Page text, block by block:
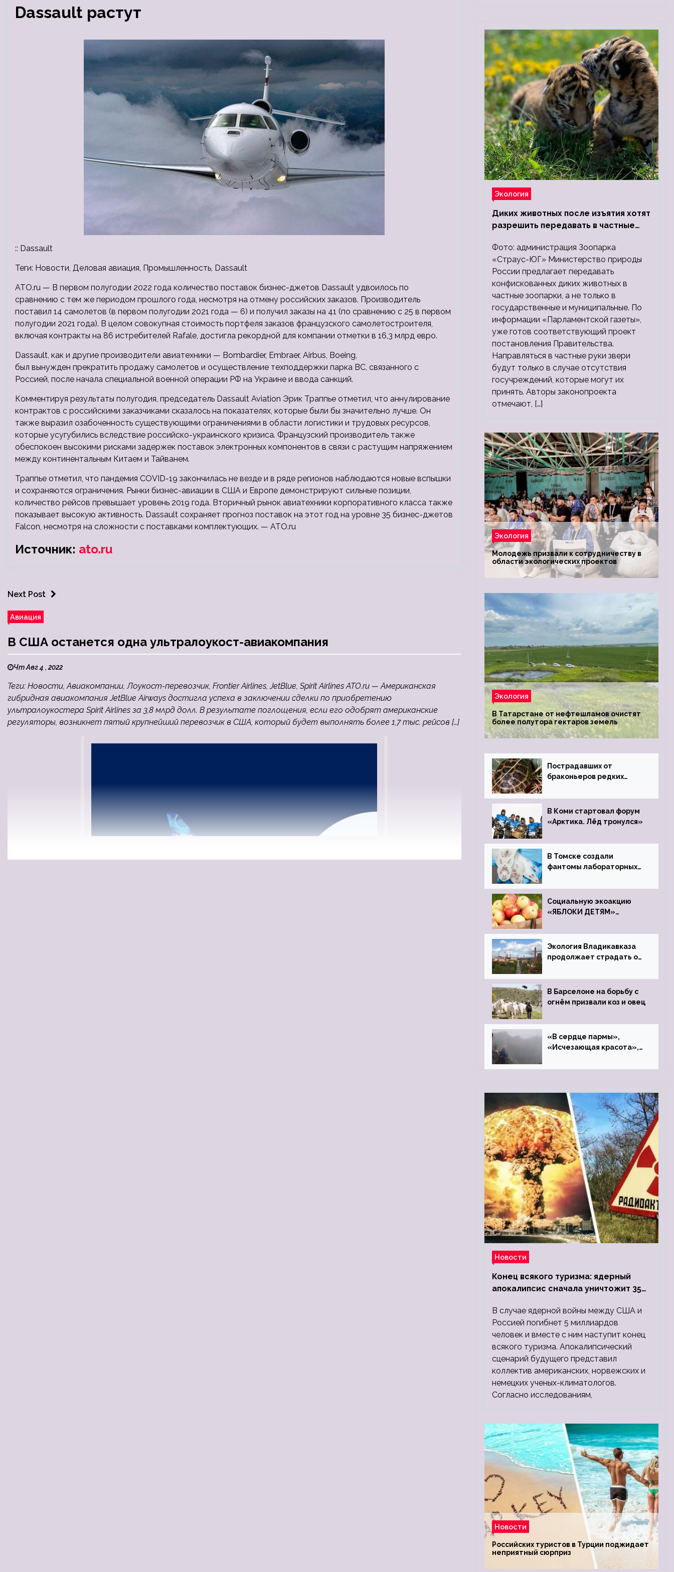
Dassault растут
:: Dassault
Теги: Новости, Деловая авиация, Промышленность, Dassault
ATO.ru — В первом полугодии 2022 года количество поставок бизнес-джетов Dassault удвоилось по
сравнению с тем же периодом прошлого года, несмотря на отмену российских заказов. Производитель
поставил 14 самолетов (в первом полугодии 2021 года — 6) и получил заказы на 41 (по сравнению с 25 в первом
полугодии 2021 года). В целом совокупная стоимость портфеля заказов французского самолетостроителя,
включая контракты на 86 истребителей Rafale, достигла рекордной для компании отметки в 16,3 млрд евро.
Dassault, как и другие производители авиатехники — Bombardier, Embraer, Airbus, Boeing,
был вынужден прекратить продажу самолетов и осуществление техподдержки парка ВС, связанного с
Россией, после начала специальной военной операции РФ на Украине и ввода санкций.
Комментируя результаты полугодия, председатель Dassault Aviation Эрик Траппье отметил, что аннулирование
контрактов с российскими заказчиками сказалось на показателях, которые были бы значительно лучше. Он
также выразил озабоченность существующими ограничениями в области логистики и трудовых ресурсов,
которые усугубились вследствие российско-украинского кризиса. Французский производитель также
обеспокоен высокими рисками задержек поставок электронных компонентов в связи с растущим напряжением
между континентальным Китаем и Тайванем.
Траппье отметил, что пандемия COVID-19 закончилась не везде и в ряде регионов наблюдаются новые вспышки
и сохраняются ограничения. Рынки бизнес-авиации в США и Европе демонстрируют сильные позиции,
количество рейсов превышает уровень 2019 года. Вторичный рынок авиатехники корпоративного класса также
показывает высокую активность. Dassault сохраняет прогноз поставок на этот год на уровне 35 бизнес-джетов
Falcon, несмотря на сложности с поставками комплектующих. — ATO.ru
Источник: ato.ru
Next Post
Авиация
В США останется одна ультралоукост-авиакомпания
Чт Авг 4 , 2022
Теги: Новости, Авиакомпании, Лоукост-перевозчик, Frontier Airlines, JetBlue, Spirit Airlines ATO.ru — Американская
гибридная авиакомпания JetBlue Airways достигла успеха в заключении сделки по приобретению
ультралоукостера Spirit Airlines за 3,8 млрд долл. В результате поглощения, если его одобрят американские
регуляторы, возникнет пятый крупнейший перевозчик в США, который будет выполнять более 1,7 тыс. рейсов […]
Экология
Диких животных после изъятия хотят
разрешить передавать в частные
Фото: администрация Зоопарка
«Страус-ЮГ» Министерство природы
России предлагает передавать
конфискованных диких животных в
частные зоопарки, а не только в
государственные и муниципальные. По
информации «Парламентской газеты»,
уже готов соответствующий проект
постановления Правительства.
Направляться в частные руки звери
будут только в случае отсутствия
госучреждений, которые могут их
принять. Авторы законопроекта
отмечают, […]
Экология
Молодежь призвали к сотрудничеству в
области экологических проектов
Экология
В Татарстане от нефтешламов очистят
более полутора гектаров земель
Пострадавших от
браконьеров редких
Ростовский зоопарк
В Коми стартовал форум
«Арктика. Лёд тронулся»
В Томске создали
фантомы лабораторных
Социальную экоакцию
«ЯБЛОКИ ДЕТЯМ»
Экология Владикавказа
продолжает страдать от
завода
В Барселоне на борьбу с
огнём призвали коз и овец
«В сердце пармы»,
«Исчезающая красота»,
Новости
Конец всякого туризма: ядерный
апокалипсис сначала уничтожит 350
людей
В случае ядерной войны между США и
Россией погибнет 5 миллиардов
человек и вместе с ним наступит конец
всякого туризма. Апокалипсический
сценарий будущего представил
коллектив американских, норвежских и
немецких ученых-климатологов.
Согласно исследованиям,
Новости
Российских туристов в Турции поджидает
неприятный сюрприз